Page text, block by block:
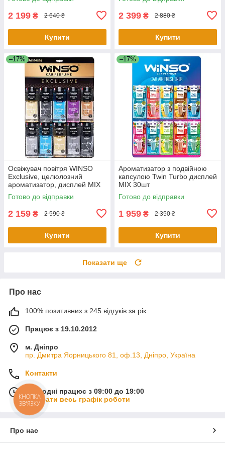
2 199 ₴ 2 640 ₴
Купити
2 399 ₴ 2 880 ₴
Купити
–17%
Освіжувач повітря WINSO
Exclusive, целюлозний
ароматизатор, дисплей MIX
Готово до відправки
2 159 ₴ 2 590 ₴
Купити
–17%
Ароматизатор з подвійною
капсулою Twin Turbo дисплей
MIX 30шт
Готово до відправки
1 959 ₴ 2 350 ₴
Купити
Показати ще
Про нас
100% позитивних з 245 відгуків за рік
Працює з 19.10.2012
м. Дніпро
пр. Дмитра Яорницького 81, оф.13, Дніпро, Україна
Контакти
Сьогодні працює з 09:00 до 19:00
Показати весь графік роботи
Про нас
КНОПКА
ЗВ'ЯЗКУ